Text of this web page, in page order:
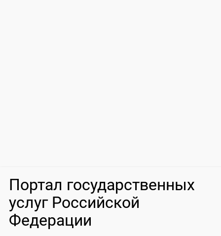
Портал государственных
услуг Российской
Федерации